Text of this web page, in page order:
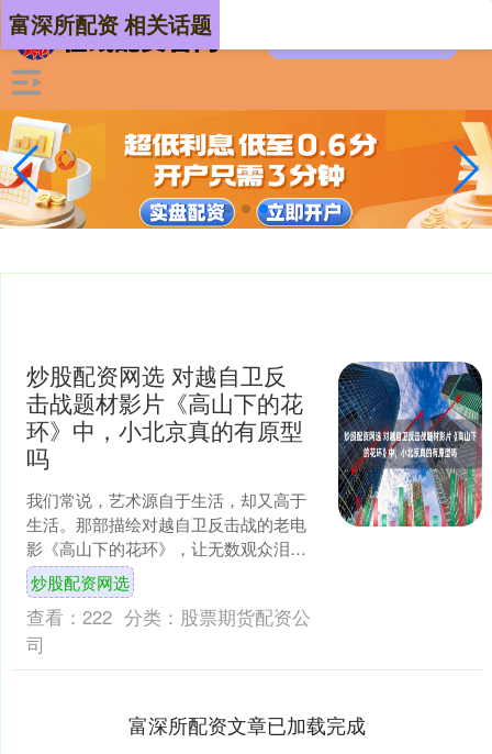
富深所配资 相关话题
炒股配资网选 对越自卫反
击战题材影片《高山下的花
环》中，小北京真的有原型
吗
我们常说，艺术源自于生活，却又高于
生活。那部描绘对越自卫反击战的老电
影《高山下的花环》，让无数观众泪流
满面。尤其是电影中，梁三喜的母亲在
失去儿子后，前往部队，与....
炒股配资网选
查看： 222 分类： 股票期货配资公
司
富深所配资文章已加载完成